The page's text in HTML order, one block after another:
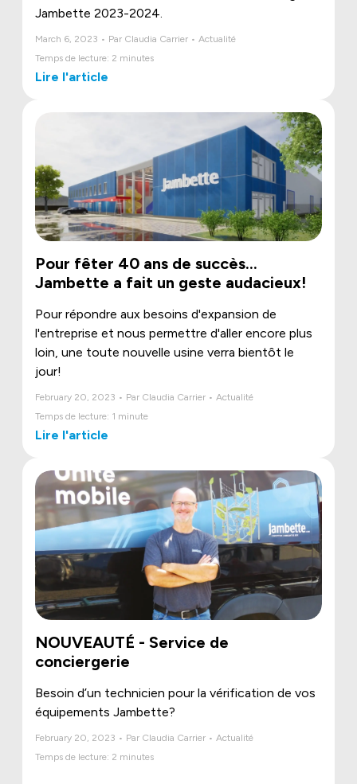
Jambette 2023-2024.
March 6, 2023 • Par Claudia Carrier • Actualité
Temps de lecture: 2 minutes
Lire l'article
Pour fêter 40 ans de succès…
Jambette a fait un geste audacieux!
Pour répondre aux besoins d'expansion de
l'entreprise et nous permettre d'aller encore plus
loin, une toute nouvelle usine verra bientôt le
jour!
February 20, 2023 • Par Claudia Carrier • Actualité
Temps de lecture: 1 minute
Lire l'article
NOUVEAUTÉ - Service de
conciergerie
Besoin d’un technicien pour la vérification de vos
équipements Jambette?
February 20, 2023 • Par Claudia Carrier • Actualité
Temps de lecture: 2 minutes